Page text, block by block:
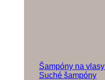
Šampóny na vlasy
Suché šampóny